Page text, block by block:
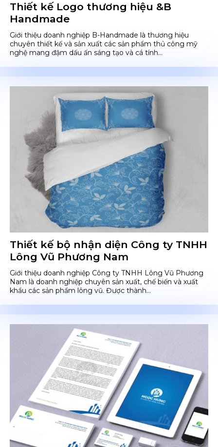
Thiết kế Logo thương hiệu &B
Handmade
Giới thiệu doanh nghiệp B-Handmade là thương hiệu
chuyên thiết kế và sản xuất các sản phẩm thủ công mỹ
nghệ mang đậm dấu ấn sáng tạo và cá tính...
Thiết kế bộ nhận diện Công ty TNHH
Lông Vũ Phương Nam
Giới thiệu doanh nghiệp Công ty TNHH Lông Vũ Phương
Nam là doanh nghiệp chuyên sản xuất, chế biến và xuất
khẩu các sản phẩm lông vũ. Được thành...